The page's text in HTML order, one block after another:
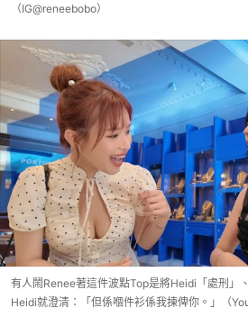
（IG@reneebobo）
有人鬧Renee著這件波點Top是將Heidi「處刑」
Heidi就澄清：「但係嗰件衫係我揀俾你。」（